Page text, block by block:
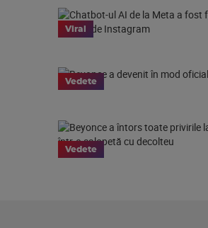
Viral
Vedete
Vedete